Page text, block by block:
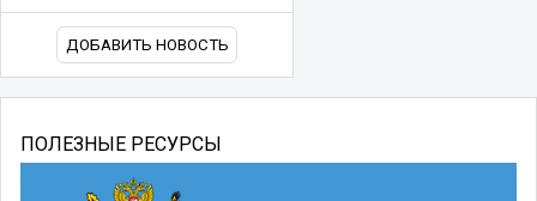
ДОБАВИТЬ НОВОСТЬ
ПОЛЕЗНЫЕ РЕСУРСЫ